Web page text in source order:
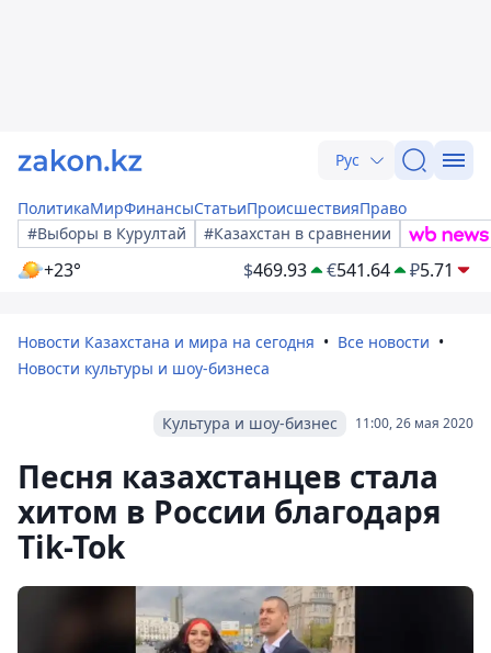
Рус
ПолитикаМирФинансыСтатьиПроисшествияПраво
#Выборы в Курултай
#Казахстан в сравнении
+23° $469.93 €541.64 ₽5.71
Новости Казахстана и мира на сегодня
Все новости
Новости культуры и шоу-бизнеса
11:00, 26 мая 2020
Культура и шоу-бизнес
Песня казахстанцев стала
хитом в России благодаря
Tik-Tok